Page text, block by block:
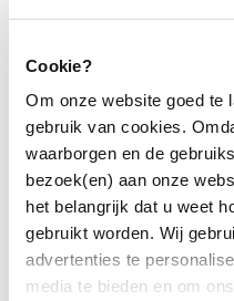
Cookie?
Om onze website goed te
gebruik van cookies.
waarborgen en de
bezoek(en) aan onze
het belangrijk dat u weet
gebruikt worden. Wij
advertenties te
media te bieden en om
komen.
Daarnaast worden ook
vluchten geannuleerd.
informatie in de gaten
luchtvaartmaatcshappij.
Recht op compensatie
Compensatie wordt